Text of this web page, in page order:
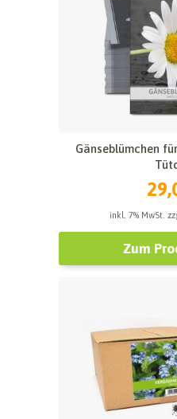
Gänseblümchen
inkl. 7% MwSt.
Zum